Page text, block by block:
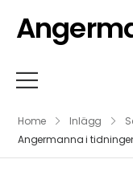
Home Inlägg
Angermanna i